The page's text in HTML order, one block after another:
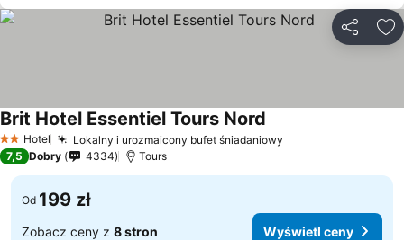
2 Kategoria
Hotel Lokalny i urozmaicony bufet śniadaniowy
Brit Hotel Essentiel Tours Nord
7,5 Dobry 4334 Tours
Od 199 zł
Zobacz ceny z 8 stron Wyświetl ceny